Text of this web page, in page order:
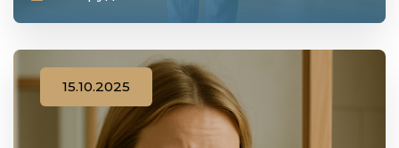
15.10.2025